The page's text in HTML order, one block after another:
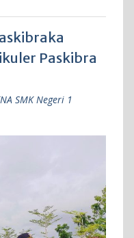
Paskibra
SMK Negeri 1